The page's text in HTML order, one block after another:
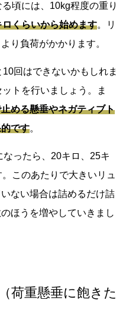
頃には、10kg程度の重り
ロくらいから始めます。リ
り負荷がかかります。
回はできないかもしれま
トを行いましょう。ま
める懸垂やネガティブト
です。
ったら、20キロ、25キ
このあたりで大きいリュ
ない場合は詰めるだけ詰
ほうを増やしていきまし
荷重懸垂に飽きた